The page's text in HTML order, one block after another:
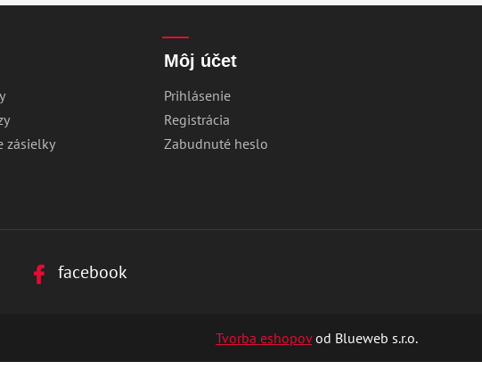
zásielky
Môj účet
Prihlásenie
Registrácia
Zabudnuté heslo
facebook
Tvorba eshopovod Blueweb s.r.o.